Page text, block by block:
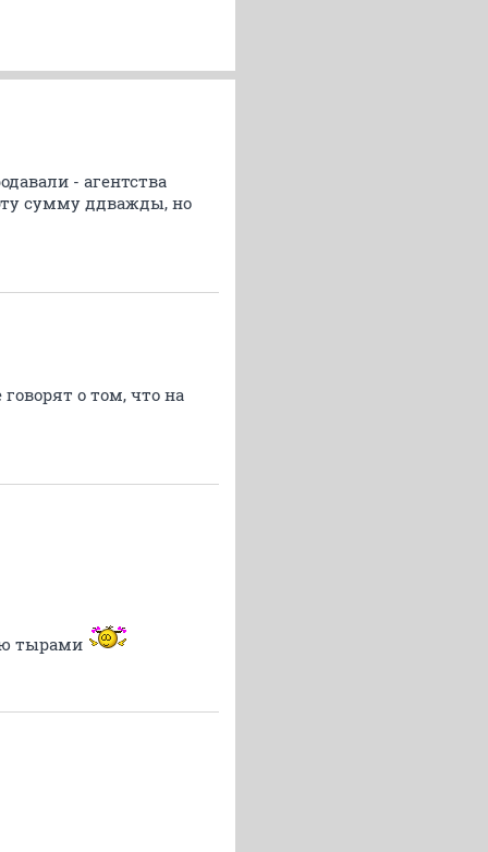
- агентства
сумму ддважды, но
о том, что на
тырами